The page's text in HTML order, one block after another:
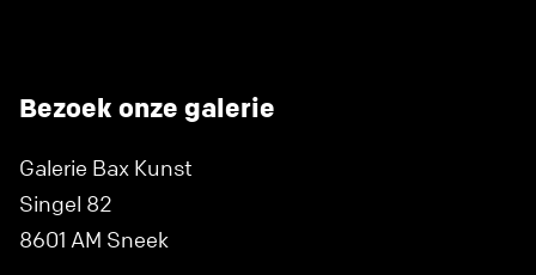
Bezoek onze galerie
Galerie Bax Kunst
Singel 82
8601 AM Sneek